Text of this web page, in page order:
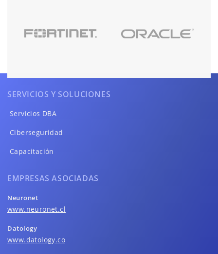
SERVICIOS Y SOLUCIONES
Servicios DBA
Ciberseguridad
Capacitación
EMPRESAS ASOCIADAS
Neuronet
www.neuronet.cl
Datology
www.datology.co